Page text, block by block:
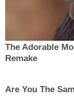
The Adorable
Remake
Are You The